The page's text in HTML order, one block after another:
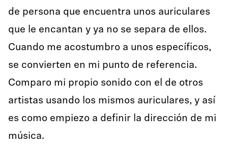
de persona que encuentra unos auriculares
que le encantan y ya no se separa de ellos.
Cuando me acostumbro a unos específicos,
se convierten en mi punto de referencia.
Comparo mi propio sonido con el de otros
artistas usando los mismos auriculares, y así
es como empiezo a definir la dirección de mi
música.